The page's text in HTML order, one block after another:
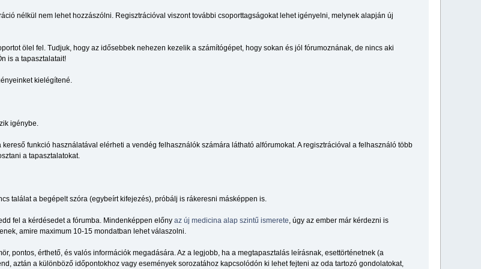
nélkül nem lehet hozzászólni. Regisztrációval viszont további csoporttagságokat lehet igényelni, melynek alapján új
ölel fel. Tudjuk, hogy az idősebbek nehezen kezelik a számítógépet, hogy sokan és jól fórumoznának, de nincs aki
is a tapasztalatait!
kielégítené.
igénybe.
funkció használatával elérheti a vendég felhasználók számára látható alfórumokat. A regisztrációval a felhasználó több
a tapasztalatokat.
találat a begépelt szóra (egybeírt kifejezés), próbálj is rákeresni másképpen is.
fel a kérdésedet a fórumba. Mindenképpen előny az új medicina alap szintű ismerete , úgy az ember már kérdezni is
amire maximum 10-15 mondatban lehet válaszolni.
pontos, érthető, és valós információk megadására. Az a legjobb, ha a megtapasztalás leírásnak, esettörténetnek (a
aztán a különböző időpontokhoz vagy események sorozatához kapcsolódón ki lehet fejteni az oda tartozó gondolatokat,